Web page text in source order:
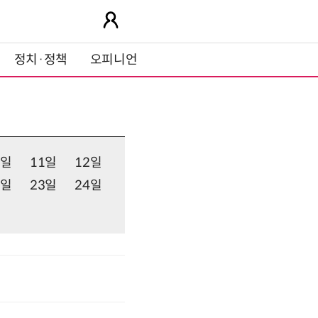
정치·정책 오피니언
11일
12일
23일
24일